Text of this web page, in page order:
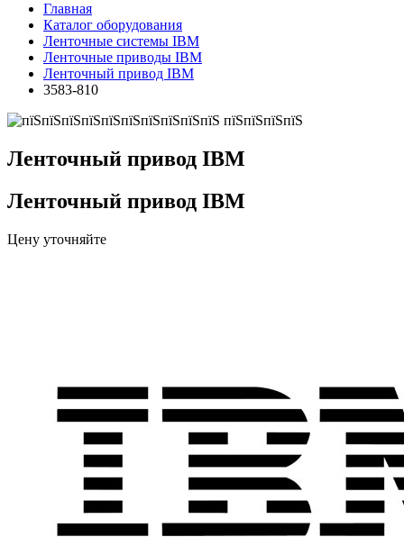
Главная
Каталог оборудования
Ленточные системы IBM
Ленточные приводы IBM
Ленточный привод IBM
3583-810
Ленточный привод IBM
Ленточный привод IBM
Цену уточняйте